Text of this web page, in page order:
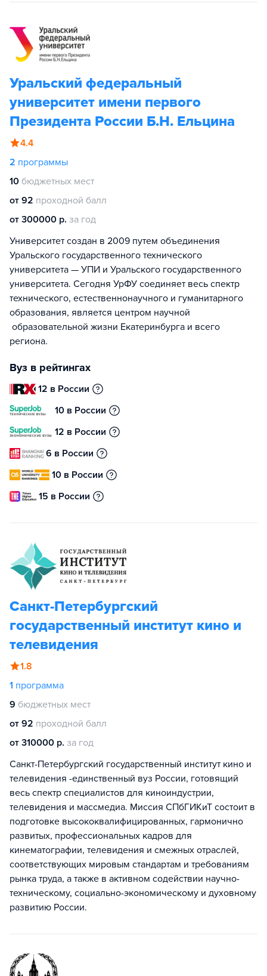
Уральский федеральный
университет имени первого
Президента России Б.Н. Ельцина
4.4
2 программы
10 бюджетных мест
от 92 проходной балл
от 300000 р. за год
Университет создан в 2009 путем объединения
Уральского государственного технического
университета — УПИ и Уральского государственного
университета. Сегодня УрФУ соединяет весь спектр
технического, естественнонаучного и гуманитарного
образования, является центром научной
образовательной жизни Екатеринбурга и всего
региона.
Вуз в рейтингах
12 в России
10 в России
12 в России
6 в России
10 в России
15 в России
Санкт-Петербургский
государственный институт кино и
телевидения
1.8
1 программа
9 бюджетных мест
от 92 проходной балл
от 310000 р. за год
Санкт-Петербургский государственный институт кино и
телевидения -единственный вуз России, готовящий
весь спектр специалистов для киноиндустрии,
телевидения и массмедиа. Миссия СПбГИКиТ состоит в
подготовке высококвалифицированных, гармонично
развитых, профессиональных кадров для
кинематографии, телевидения и смежных отраслей,
соответствующих мировым стандартам и требованиям
рынка труда, а также в активном содействии научно-
техническому, социально-экономическому и духовному
развитию России.